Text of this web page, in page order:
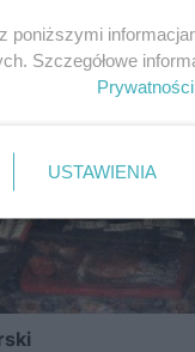
poniższymi
Szczegółowe
Prywatności
USTAWIENIA